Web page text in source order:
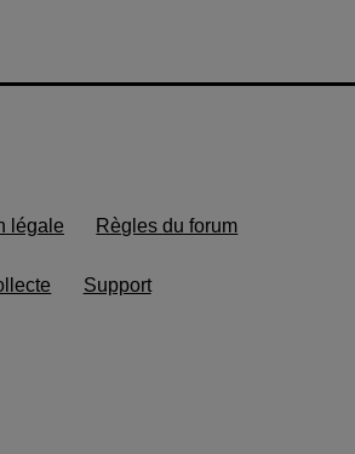
légale Règles du forum
Support